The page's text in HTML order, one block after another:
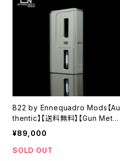
B22 by Ennequadro Mods【Au
thentic】【送料無料】【Gun Meta
l】【1 x 18650】【DNA60 CHIPSE
T】【BB Mod Billet Box Mod】
【ボックスモッド キット Boro Styl
¥89,000
SOLD OUT